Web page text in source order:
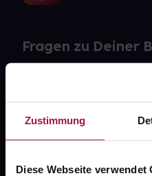
Zustimmung
Diese Webseite verwendet
Fragen zu Deiner